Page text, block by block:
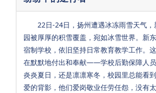
22日-24日，扬州遭遇冰冻雨雪天气，
园被厚厚的积雪覆盖，宛如冰雪世界。新
宿制学校，依旧坚持日常教育教学工作。
在默默地付出和奉献——学校后勤保障人
炎炎夏日，还是凛凛寒冬，校园里总能看
爱的背影，他们爱岗敬业任劳任怨，没有